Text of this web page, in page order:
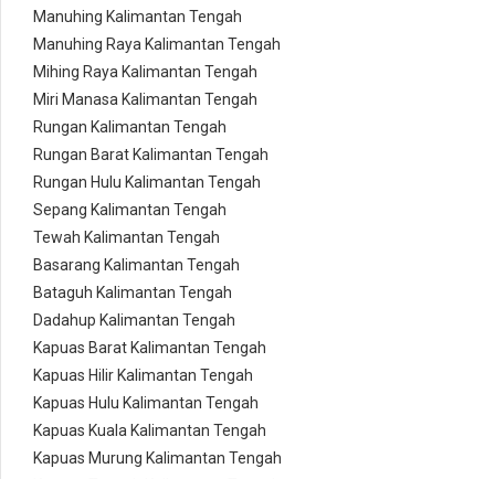
Manuhing Kalimantan Tengah
Manuhing Raya Kalimantan Tengah
Mihing Raya Kalimantan Tengah
Miri Manasa Kalimantan Tengah
Rungan Kalimantan Tengah
Rungan Barat Kalimantan Tengah
Rungan Hulu Kalimantan Tengah
Sepang Kalimantan Tengah
Tewah Kalimantan Tengah
Basarang Kalimantan Tengah
Bataguh Kalimantan Tengah
Dadahup Kalimantan Tengah
Kapuas Barat Kalimantan Tengah
Kapuas Hilir Kalimantan Tengah
Kapuas Hulu Kalimantan Tengah
Kapuas Kuala Kalimantan Tengah
Kapuas Murung Kalimantan Tengah